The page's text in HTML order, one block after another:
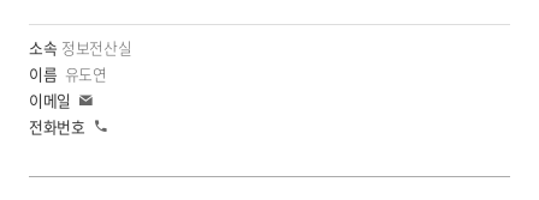
정보전산실
유도연
일전